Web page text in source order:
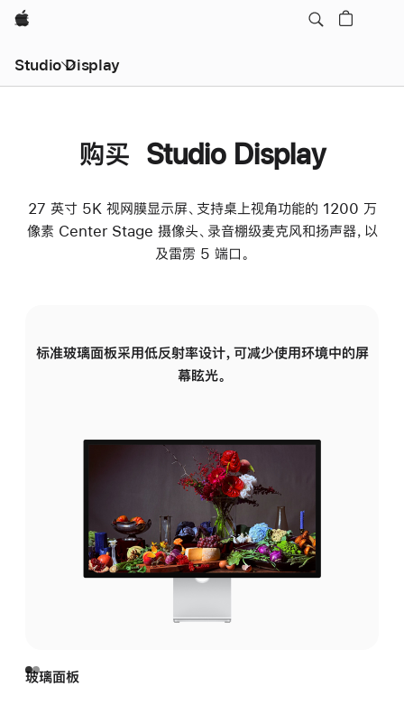
Apple
Studio Display
购买 Studio Display
27 英寸 5K 视网膜显示屏、支持桌上视角功能的 1200 万
像素 Center Stage 摄像头、录音棚级麦克风和扬声器，以
及雷雳 5 端口。
标准玻璃面板采用低反射率设计，可减少使用环境中的屏
幕眩光。
玻璃面板